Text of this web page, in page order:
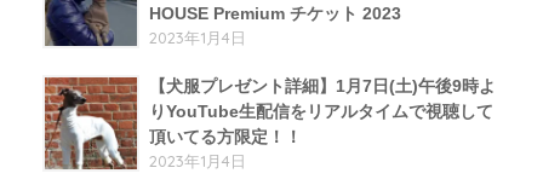
HOUSE Premium チケット 2023
2023年1月4日
【犬服プレゼント詳細】1月7日(土)午後9時よ
りYouTube生配信をリアルタイムで視聴して
頂いてる方限定！！
2023年1月4日